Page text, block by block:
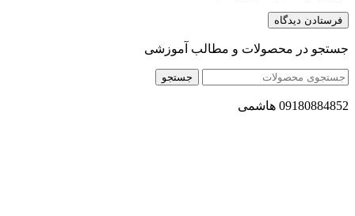
جستجو در محصولات و مطالب آموزشی
جستجو
09180884852 هاشمی